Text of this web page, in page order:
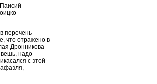
перечень
что отражено в
Дронникова
надо
с этой